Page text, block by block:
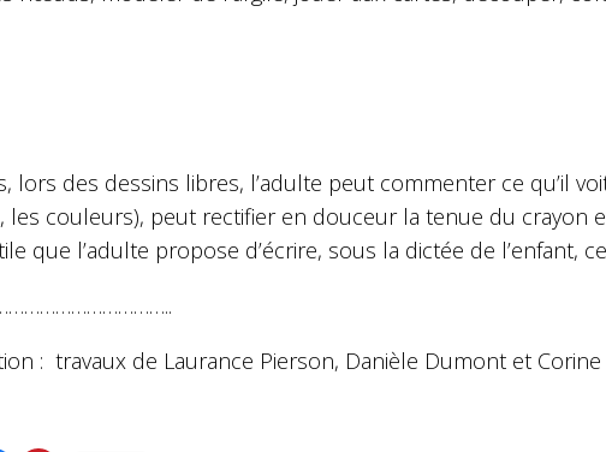
lors des dessins libres, l’adulte peut commenter ce qu’il
les couleurs), peut rectifier en douceur la tenue du crayon
que l’adulte propose d’écrire, sous la dictée de l’enfant,
: travaux de Laurance Pierson, Danièle Dumont et